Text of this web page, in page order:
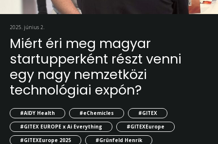
2025. június 2.
Miért éri meg magyar
startupperként részt venni
egy nagy nemzetközi
technológiai expón?
#AIDY Health #eChemicles
#GITEX
#GITEX EUROPE x Ai Everything
#GITEXEurope
#GITEXEurope 2025
#Grünfeld Henrik